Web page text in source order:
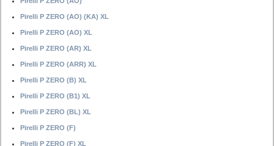
Pirelli P ZERO (AO) (KA) XL
Pirelli P ZERO (AO) XL
Pirelli P ZERO (AR) XL
Pirelli P ZERO (ARR) XL
Pirelli P ZERO (B) XL
Pirelli P ZERO (B1) XL
Pirelli P ZERO (BL) XL
Pirelli P ZERO (F)
Pirelli P ZERO (F) XL